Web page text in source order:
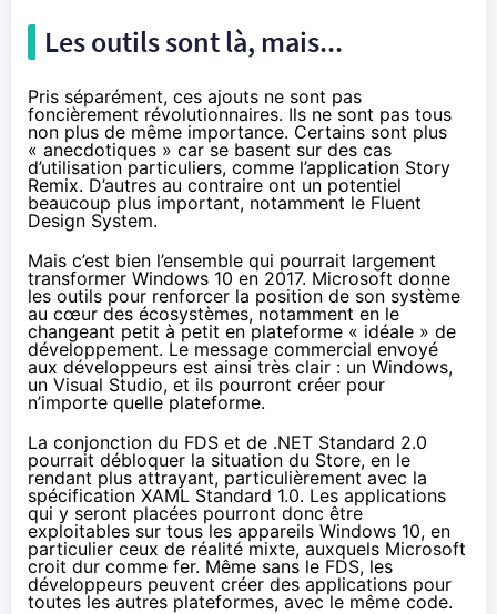
Les outils sont là, mais...
Pris séparément, ces ajouts ne sont pas
foncièrement révolutionnaires. Ils ne sont pas tous
non plus de même importance. Certains sont plus
« anecdotiques » car se basent sur des cas
d’utilisation particuliers, comme l’application Story
Remix. D’autres au contraire ont un potentiel
beaucoup plus important, notamment le Fluent
Design System.
Mais c’est bien l’ensemble qui pourrait largement
transformer Windows 10 en 2017. Microsoft donne
les outils pour renforcer la position de son système
au cœur des écosystèmes, notamment en le
changeant petit à petit en plateforme « idéale » de
développement. Le message commercial envoyé
aux développeurs est ainsi très clair : un Windows,
un Visual Studio, et ils pourront créer pour
n’importe quelle plateforme.
La conjonction du FDS et de .NET Standard 2.0
pourrait débloquer la situation du Store, en le
rendant plus attrayant, particulièrement avec la
spécification XAML Standard 1.0. Les applications
qui y seront placées pourront donc être
exploitables sur tous les appareils Windows 10, en
particulier ceux de réalité mixte, auxquels Microsoft
croit dur comme fer. Même sans le FDS, les
développeurs peuvent créer des applications pour
toutes les autres plateformes, avec le même code.